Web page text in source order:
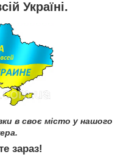
Україні.
в своє місто у нашого
зараз!